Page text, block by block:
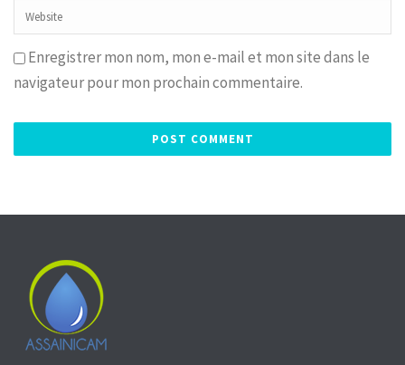
Enregistrer mon nom, mon e-mail et mon site dans le
navigateur pour mon prochain commentaire.